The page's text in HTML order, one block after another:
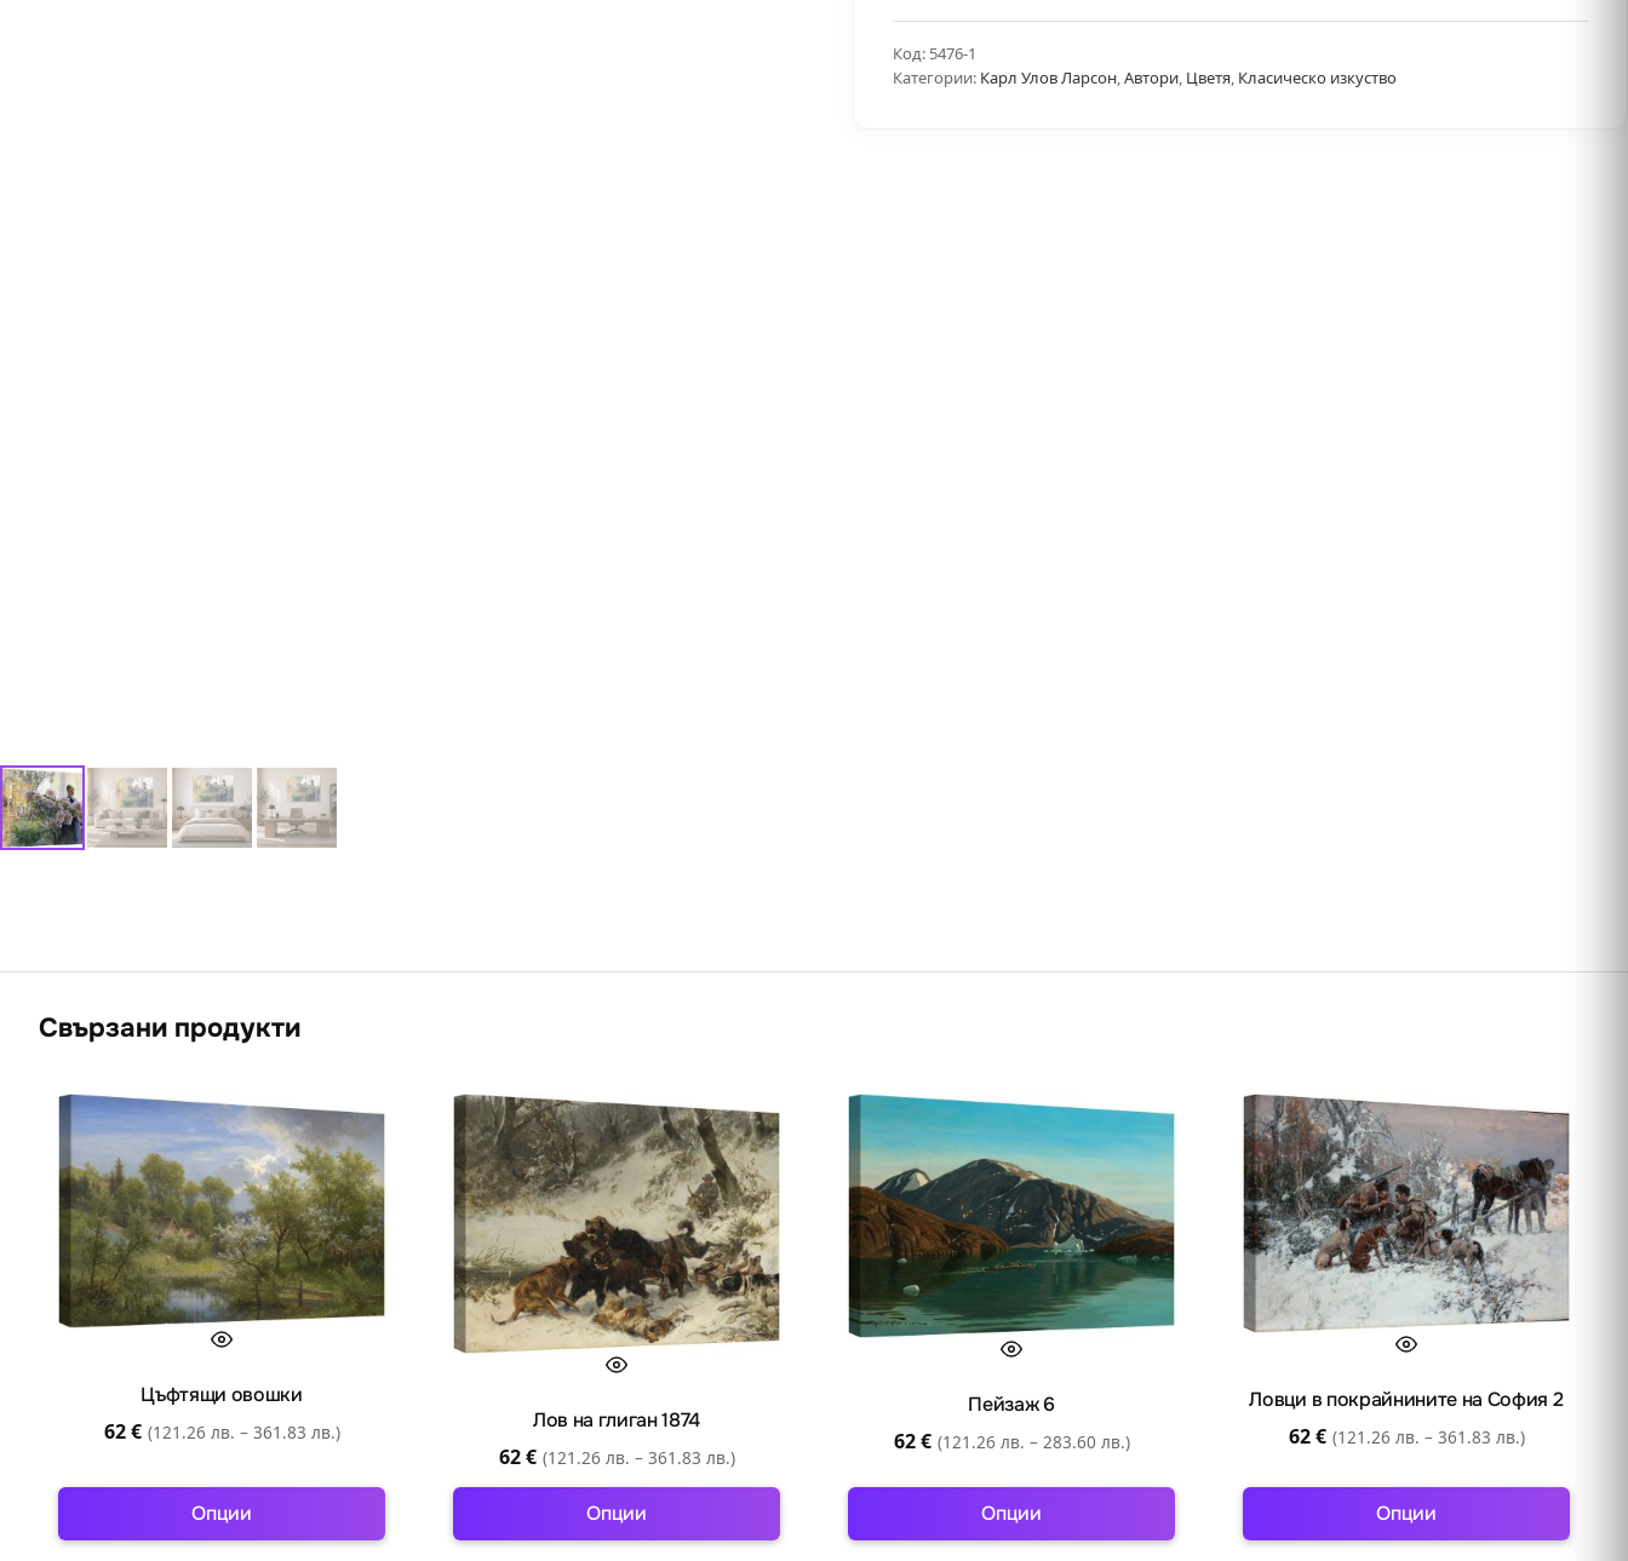
Код: 5476-1
Категории: Карл Улов Ларсон,Автори, Цветя, Класическо изкуство
Свързани продукти
Цъфтящи овошки
62€ (121.26 лв. – 361.83 лв.)
Опции
Лов на глиган 1874
62€ (121.26 лв. – 361.83 лв.)
Опции
Пейзаж 6
62€ (121.26 лв. – 283.60 лв.)
Опции
Ловци в покрайнините на София 2
62€ (121.26 лв. – 361.83 лв.)
Опции